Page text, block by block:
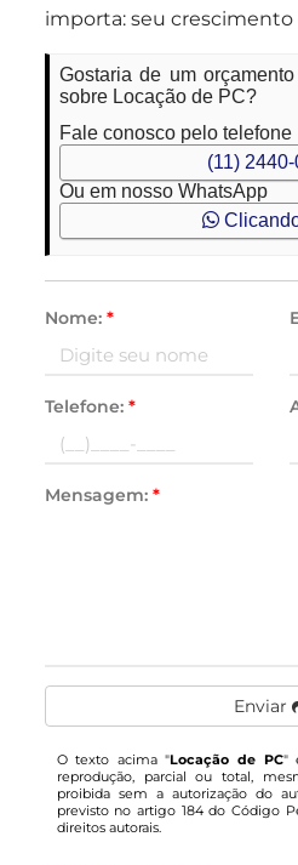
importa: seu crescimento
Gostaria de um
sobre Locação de PC?
Fale conosco pelo telefone
(11)
Ou em nosso WhatsApp
Nome: *
Telefone: *
Mensagem: *
Enviar
O texto acima "Locação de PC"
reprodução, parcial ou total,
proibida sem a autorização do
previsto no artigo 184 do Código
direitos autorais.